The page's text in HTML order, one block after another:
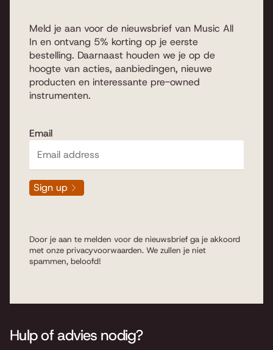
Pianos and wings
how you have the standard house-chamber piano
have their own characteristic features. Thus, the house-
room piano often has a bit more bass in its tone. Where
the Grand variant delivers a bit more bright and open
sound. In the professional world, each one gets its own
consideration.
Meld je aan voor de nieuwsbrief van Music All
In en ontvang 5% korting op je eerste
bestelling. Daarnaast houden we je op de
hoogte van acties, aanbiedingen, nieuwe
producten en interessante pre-owned
instrumenten.
Email
Sign up
Door je aan te melden voor de nieuwsbrief ga je akkoord
met onze privacyvoorwaarden. We zullen je niet
spammen, beloofd!
Hulp of advies nodig?